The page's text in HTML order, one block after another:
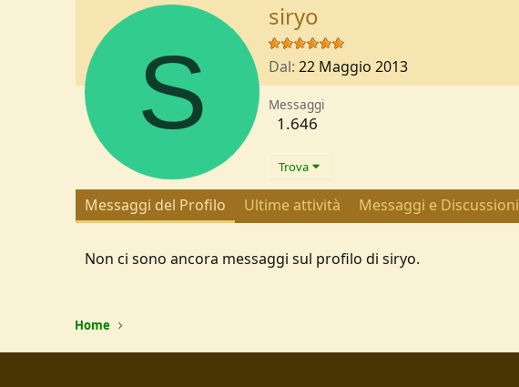
S
siryo
Dal 22 Maggio 2013
Messaggi
1.646
Trova
Messaggi del Profilo Ultime attività Messaggi e Discussioni
Non ci sono ancora messaggi sul profilo di siryo.
Home